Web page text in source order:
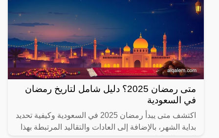
متى رمضان 2025؟ دليل شامل لتاريخ رمضان
في السعودية
اكتشف متى يبدأ رمضان 2025 في السعودية وكيفية تحديد
بداية الشهر، بالإضافة إلى العادات والتقاليد المرتبطة بهذا